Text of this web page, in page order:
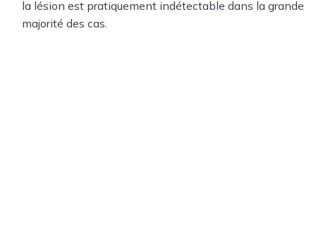
la lésion est pratiquement indétectable dans la grande
majorité des cas.